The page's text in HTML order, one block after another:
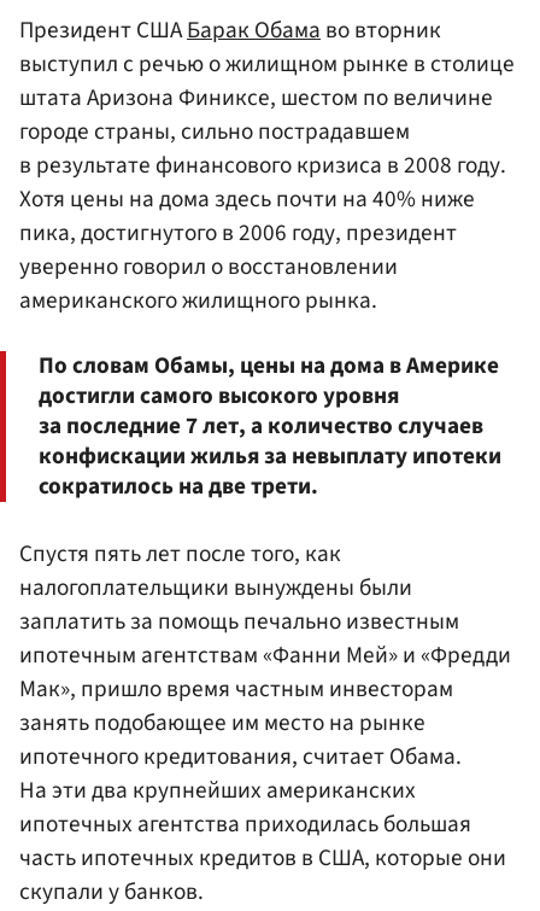
Президент СШАБарак Обама во вторник
выступил с речью о жилищном рынке в столице
штата Аризона Финиксе, шестом по величине
городе страны, сильно пострадавшем
в результате финансового кризиса в 2008 году.
Хотя цены на дома здесь почти на 40% ниже
пика, достигнутого в 2006 году, президент
уверенно говорил о восстановлении
американского жилищного рынка.
По словам Обамы, цены на дома в Америке
достигли самого высокого уровня
за последние 7 лет, а количество случаев
конфискации жилья за невыплату ипотеки
сократилось на две трети.
Спустя пять лет после того, как
налогоплательщики вынуждены были
заплатить за помощь печально известным
ипотечным агентствам «Фанни Мей» и «Фредди
Мак», пришло время частным инвесторам
занять подобающее им место на рынке
ипотечного кредитования, считает Обама.
На эти два крупнейших американских
ипотечных агентства приходилась большая
часть ипотечных кредитов в США, которые они
скупали у банков.